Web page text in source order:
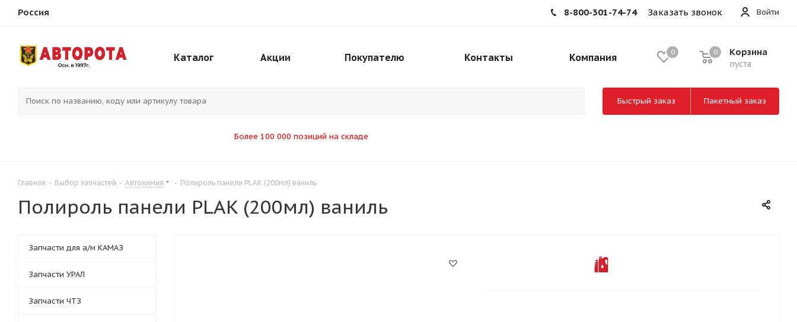
Россия Войти
8-800-301-74-74 Заказать звонок
0 Корзина
пуста
0
Каталог Акции Покупателю Контакты Компания
Более 100 000 позиций на складе
Быстрый заказ Пакетный заказ
Главная - Выбор запчастей - Автохимия - Полироль панели PLAK (200мл) ваниль
Полироль панели PLAK (200мл) ваниль
Запчасти для а/м КАМАЗ
Запчасти УРАЛ
Запчасти ЧТЗ